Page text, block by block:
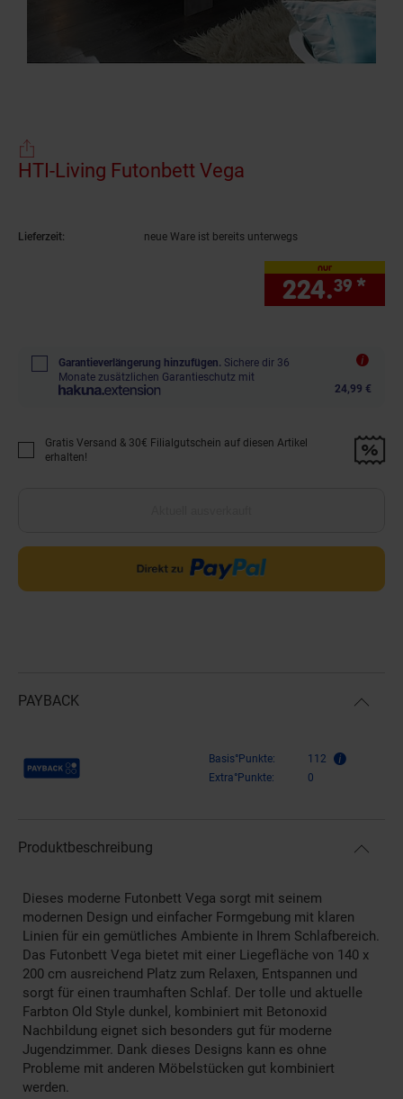
HTI-Living Futonbett Vega
Lieferzeit: neue Ware ist bereits unterwegs
nur
224.39 *
Garantieverlängerung hinzufügen. Sichere dir 36
Monate zusätzlichen Garantieschutz mit
24,99 €
Promotion "Gratis Versand &amp; 30€ Filialgutschein auf diesen Artikel
Gratis Versand & 30€ Filialgutschein auf diesen Artikel
erhalten!
PAYBACK
Payback Punkte Basis°Punkte:
112
Extra°Punkte:
0
Produktbeschreibung
Dieses moderne Futonbett Vega sorgt mit seinem
modernen Design und einfacher Formgebung mit klaren
Linien für ein gemütliches Ambiente in Ihrem Schlafbereich.
Das Futonbett Vega bietet mit einer Liegefläche von 140 x
200 cm ausreichend Platz zum Relaxen, Entspannen und
sorgt für einen traumhaften Schlaf. Der tolle und aktuelle
Farbton Old Style dunkel, kombiniert mit Betonoxid
Nachbildung eignet sich besonders gut für moderne
Jugendzimmer. Dank dieses Designs kann es ohne
Probleme mit anderen Möbelstücken gut kombiniert
werden.